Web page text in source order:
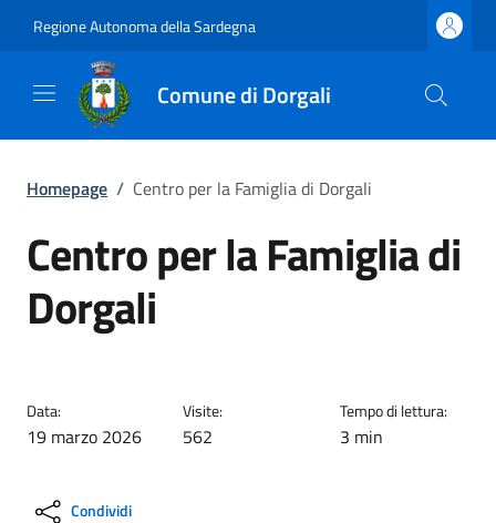
Regione Autonoma della Sardegna
Comune di Dorgali
Homepage / Centro per la Famiglia di Dorgali
Centro per la Famiglia di
Dorgali
Data:
19 marzo 2026
Visite:
562
Tempo di lettura:
3 min
Condividi